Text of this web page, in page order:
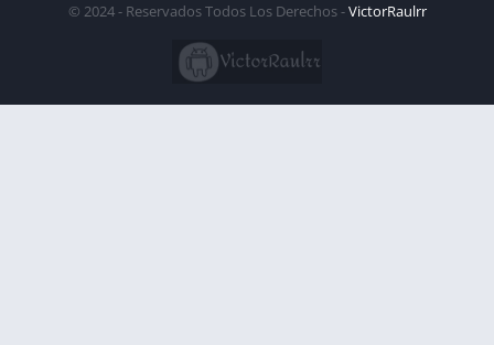
© 2024 - Reservados Todos Los Derechos -VictorRaulrr